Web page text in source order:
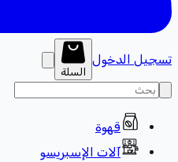
تسجيل الدخول
السلة
قهوة
آلات الإسبريسو